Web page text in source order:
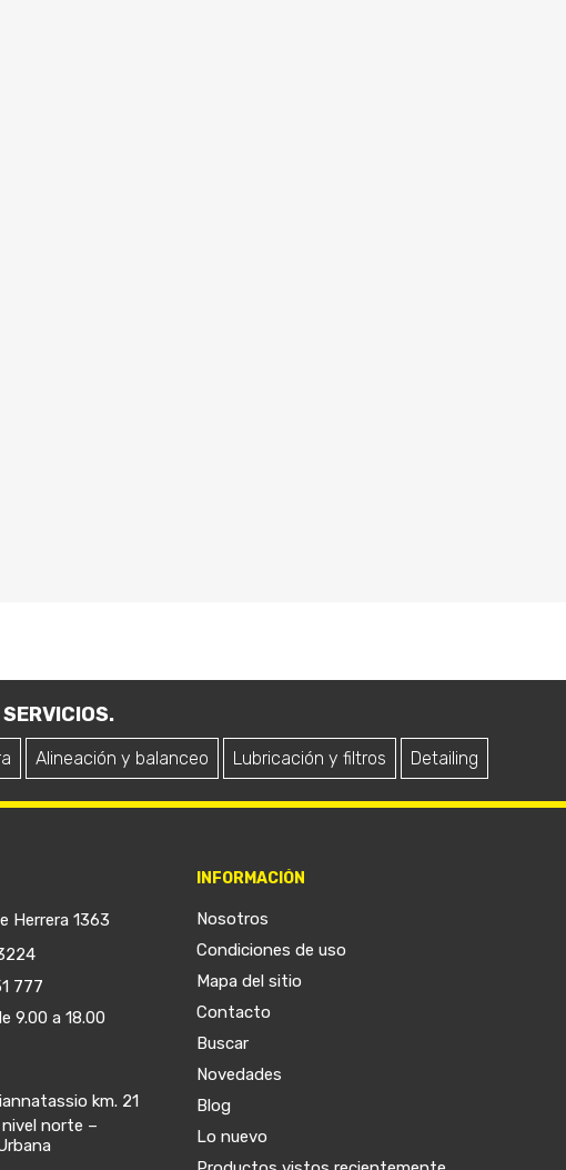
Alineación y balanceo Lubricación y filtros Detailing
Herrera 1363
777
9.00 a 18.00
km. 21
norte –
INFORMACIÓN
Nosotros
Condiciones de uso
Mapa del sitio
Contacto
Buscar
Novedades
Blog
Lo nuevo